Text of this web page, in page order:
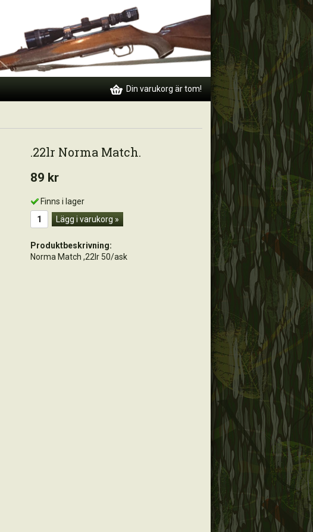
Din varukorg är tom!
.22lr Norma Match.
89 kr
Finns i lager
Lägg i varukorg »
Produktbeskrivning:
Norma Match ,22lr 50/ask